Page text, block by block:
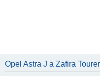
Opel Astra J a Zafira